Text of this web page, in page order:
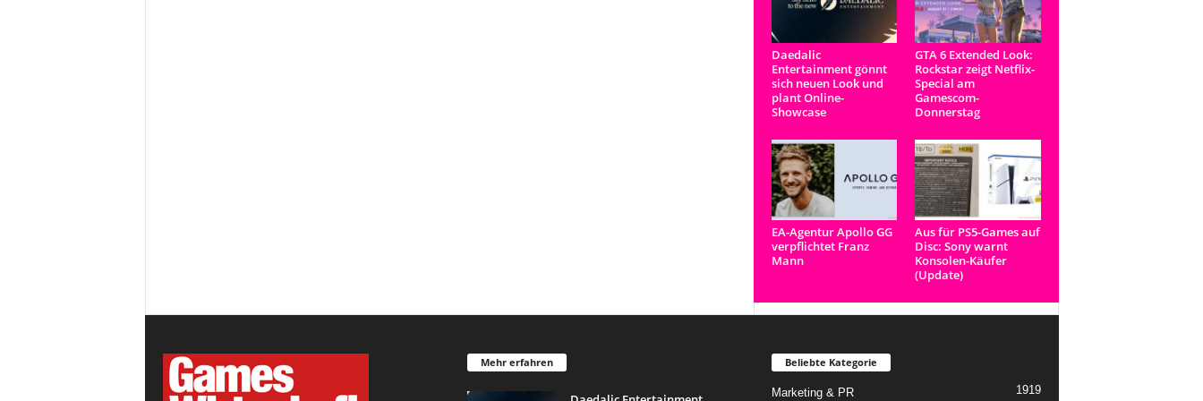
Daedalic
Entertainment gönnt
sich neuen Look und
plant Online-
Showcase
GTA 6 Extended Look:
Rockstar zeigt Netflix-
Special am
Gamescom-
Donnerstag
EA-Agentur Apollo GG
verpflichtet Franz
Mann
Aus für PS5-Games auf
Disc: Sony warnt
Konsolen-Käufer
(Update)
Mehr erfahren Beliebte Kategorie
Marketing & PR 1919